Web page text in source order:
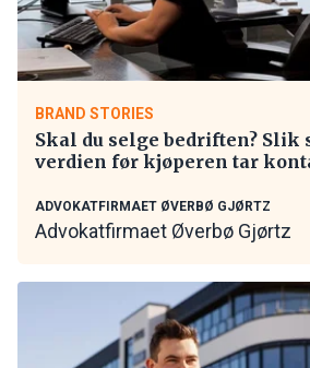
BRAND STORIES
Skal du selge bedriften? Slik
verdien før kjøperen tar
ADVOKATFIRMAET ØVERBØ GJØRTZ
Advokatfirmaet Øverbø Gjørtz